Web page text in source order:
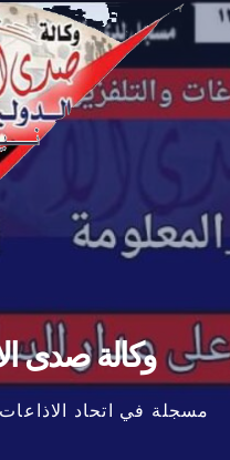
وكالة صدى
مسجلة في اتحاد الاذاعات